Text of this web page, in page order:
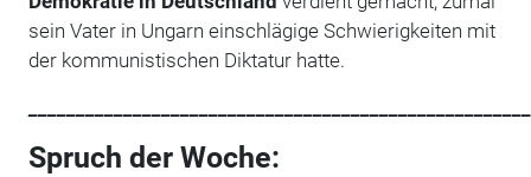
sein Vater in Ungarn einschlägige Schwierigkeiten mit
der kommunistischen Diktatur hatte.
Spruch der Woche: